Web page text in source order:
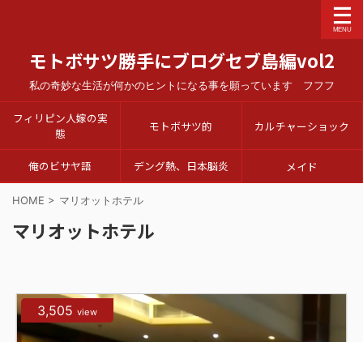
モトボサツ勝手にブログセブ島編vol2
私の奇妙な生活が何かのヒントになる事を願っています フフフ
フィリピン人嫁の実
態
モトボサツ的 カルチャーショック
俺のビサヤ語 デング熱、日本脳炎 メイド
HOME > マリオットホテル
マリオットホテル
3,505 view